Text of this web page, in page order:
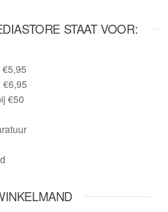
STAAT VOOR:
€50